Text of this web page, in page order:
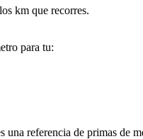
km que recorres.
para tu:
una referencia de primas de